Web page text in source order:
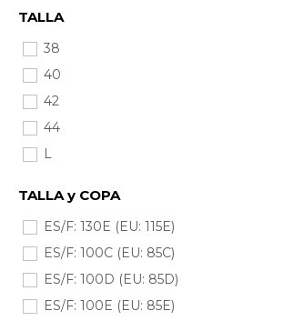
TALLA
38
40
42
44
L
TALLA y COPA
ES/F: 130E (EU: 115E)
ES/F: 100C (EU: 85C)
ES/F: 100D (EU: 85D)
ES/F: 100E (EU: 85E)